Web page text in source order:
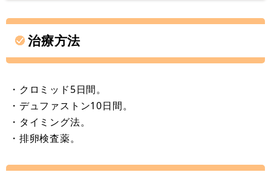
治療方法
・クロミッド5日間。
・デュファストン10日間。
・タイミング法。
・排卵検査薬。